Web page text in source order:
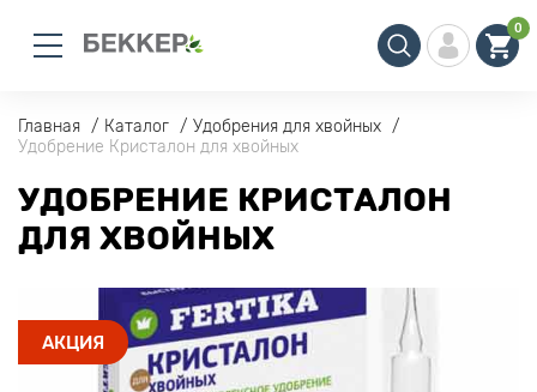
0
Главная Каталог
Удобрения для хвойных
Удобрение Кристалон для хвойных
УДОБРЕНИЕ КРИСТАЛОН
ДЛЯ ХВОЙНЫХ
АКЦИЯ